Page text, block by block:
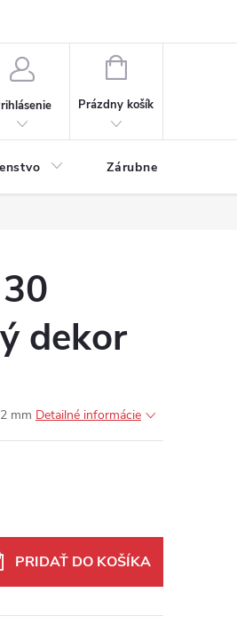
NÁKUPNÝ KOŠÍK
Prázdny košík
Zárubne
dekor
mm Detailné informácie
PRIDAŤ DO KOŠÍKA